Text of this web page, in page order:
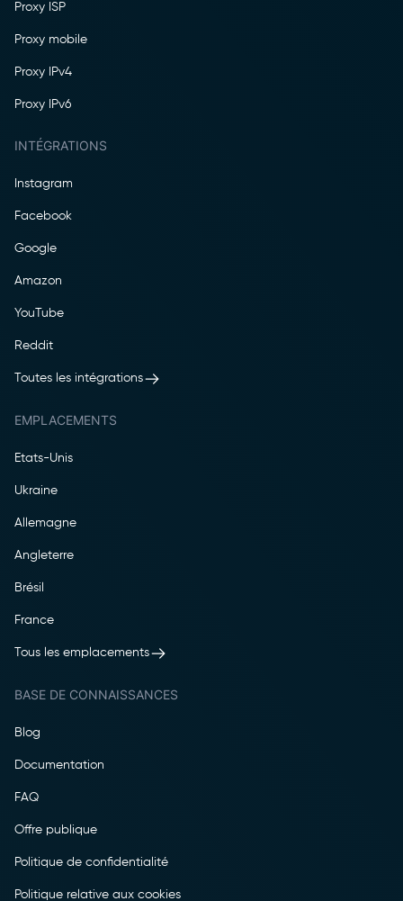
Proxy ISP
Proxy mobile
Proxy IPv4
Proxy IPv6
INTÉGRATIONS
Instagram
Facebook
Google
Amazon
YouTube
Reddit
Toutes les intégrations
EMPLACEMENTS
Etats-Unis
Ukraine
Allemagne
Angleterre
Brésil
France
Tous les emplacements
BASE DE CONNAISSANCES
Blog
Documentation
FAQ
Offre publique
Politique de confidentialité
Politique relative aux cookies